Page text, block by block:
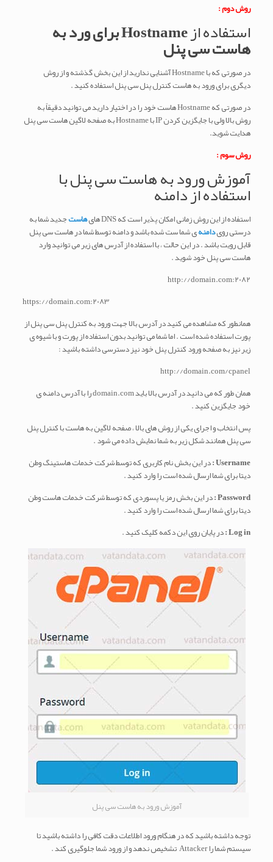
روش دوم :
استفاده از Hostname برای ورد به
هاست سی پنل
در صورتی که با Hostname آشنایی ندارید از این بخش گذشته و از روش
دیگری برای ورود به هاست کنترل پنل سی پنل استفاده کنید .
در صورتی که Hostname هاست خود را در اختیار دارید می توانید دقیقاً به
روش بالا ولی با جایگزین کردن IP با Hostname به صفحه لاگین هاست سی پنل
هدایت شوید.
روش سوم :
آموزش ورود به هاست سی پنل با
استفاده از دامنه
استفاده از این روش زمانی امکان پذیر است که DNS های هاستجدید شما به
درستی رویدامنهی شما ست شده باشد و دامنه توسط شما در هاست سی پنل
قابل رویت باشد . در این حالت ، با استفاده از آدرس های زیر می توانید وارد
هاست سی پنل خود شوید .
http://domain.com:2082
https://domain.com:2083
همانطور که مشاهده می کنید در آدرس بالا جهت ورود به کنترل پنل سی پنل از
پورت استفاده شده است . اما شما می توانید بدون استفاده از پورت و با شیوه ی
زیر نیز به صفحه ورود کنترل پنل خود نیز دسترسی داشته باشید :
http://domain.com/cpanel
همان طور که می دانید در آدرس بالا باید domain.com را با آدرس دامنه ی
خود جایگزین کنید .
پس انتخاب و اجرای یکی از روش های بالا ، صفحه لاگین به هاست با کنترل پنل
سی پنل همانند شکل زیر به شما نمایش داده می شود .
Username : در این بخش نام کاربری که توسط شرکت خدمات هاستینگ وطن
دیتا برای شما ارسال شده است را وارد کنید .
Password : در این بخش رمز یا پسوردی که توسط شرکت خدمات هاست وطن
دیتا برای شما ارسال شده است را وارد کنید .
Log in : در پایان روی این دکمه کلیک کنید .
آموزش ورود به هاست سی پنل
توجه داشته باشید که در هنگام ورود اطلاعات دقت کافی را داشته باشید تا
سیستم شما را Attacker تشخیص ندهد و از ورود شما جلوگیری کند .